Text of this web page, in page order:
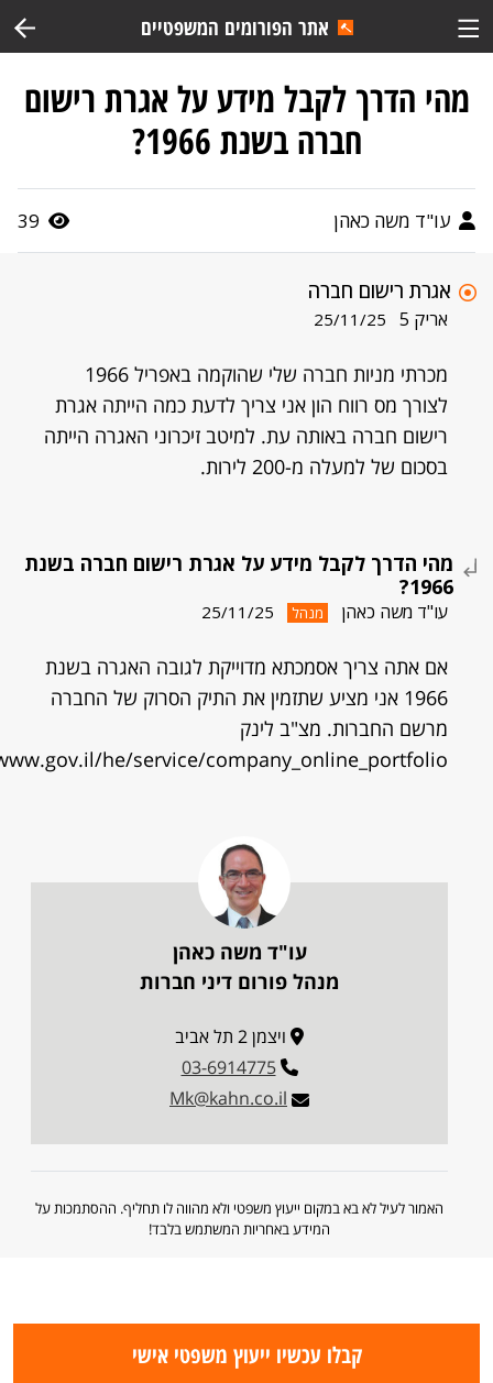
אתר הפורומים המשפטיים
מהי הדרך לקבל מידע על אגרת רישום
חברה בשנת 1966?
עו"ד משה כאהן 39
אגרת רישום חברה
אריק 5 25/11/25
מכרתי מניות חברה שלי שהוקמה באפריל 1966
לצורך מס רווח הון אני צריך לדעת כמה הייתה אגרת
רישום חברה באותה עת. למיטב זיכרוני האגרה הייתה
בסכום של למעלה מ-200 לירות.
מהי הדרך לקבל מידע על אגרת רישום חברה בשנת
1966?
עו"ד משה כאהן מנהל 25/11/25
אם אתה צריך אסמכתא מדוייקת לגובה האגרה בשנת
1966 אני מציע שתזמין את התיק הסרוק של החברה
מרשם החברות. מצ"ב לינק
he/service/company_online_portfolio
עו"ד משה כאהן
מנהל פורום דיני חברות
ויצמן 2 תל אביב
03-6914775
Mk@kahn.co.il
האמור לעיל לא בא במקום ייעוץ משפטי ולא מהווה לו תחליף. ההסתמכות על
המידע באחריות המשתמש בלבד!
קבלו עכשיו ייעוץ משפטי אישי